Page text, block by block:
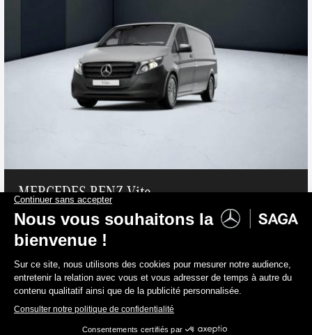
MERCEDES-BENZ Vito
114 CDI Fourgon Long
Diesel
45 512 € TVAC
37 613 € HTVA